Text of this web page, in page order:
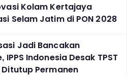
Kolam Kertajaya
Selam Jatim di PON 2028
Jadi Bancakan
IPPS Indonesia Desak TPST
Permanen